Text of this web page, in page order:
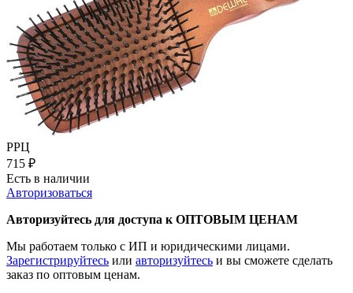
РРЦ
715 ₽
Есть в наличии
Авторизоваться
Авторизуйтесь для доступа к ОПТОВЫМ ЦЕНАМ
Мы работаем только с ИП и юридическими лицами.
Зарегистрируйтесь или авторизуйтесь и вы сможете сделать
заказ по оптовым ценам.